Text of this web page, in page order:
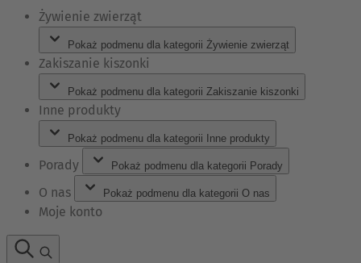
Żywienie zwierząt
Pokaż podmenu dla kategorii Żywienie zwierząt
Zakiszanie kiszonki
Pokaż podmenu dla kategorii Zakiszanie kiszonki
Inne produkty
Pokaż podmenu dla kategorii Inne produkty
Porady Pokaż podmenu dla kategorii Porady
O nas Pokaż podmenu dla kategorii O nas
Moje konto